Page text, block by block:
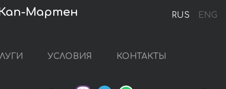
RUS ENG
Мартен
УСЛОВИЯ КОНТАКТЫ